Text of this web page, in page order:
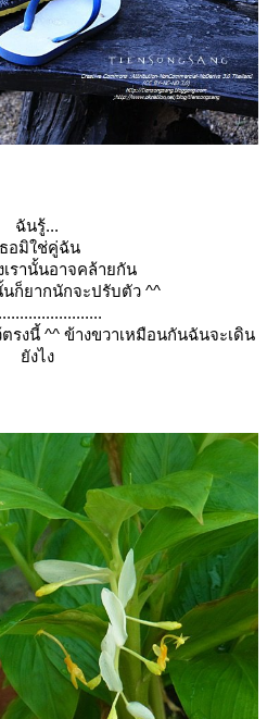
ฉันรู้...
ธอมิใช่คู่ฉัน
รานั้นอาจคล้ายกัน
ก็ยากนักจะปรับตัว ^^
....
รงนี้ ^^ ข้างขวาเหมือนกันฉันจะเดิน
ังไง